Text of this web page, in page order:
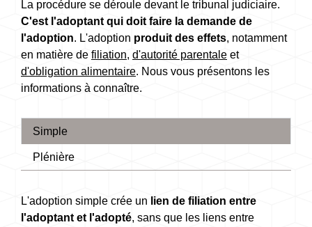
La procédure se déroule devant le tribunal judiciaire.
C'est l'adoptant qui doit faire la demande de
l'adoption. L'adoption produit des effets, notamment
en matière de filiation, d'autorité parentale et
d'obligation alimentaire. Nous vous présentons les
informations à connaître.
Simple
Plénière
L'adoption simple crée un lien de filiation entre
l'adoptant et l'adopté, sans que les liens entre